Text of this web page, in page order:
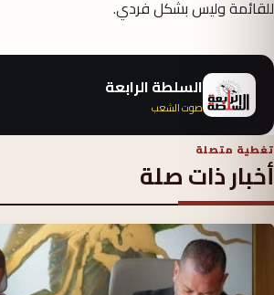
للقائمة وليس بشكل فردي.
السلطة الرابعة
صوت الشعب
تغطية متصلة
أخبار ذات صلة